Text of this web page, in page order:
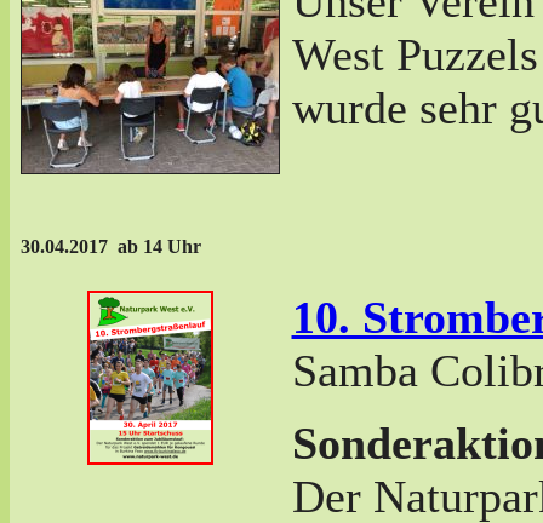
West
wurde sehr
30.04.2017 ab 14 Uhr
10.
Samba
Der